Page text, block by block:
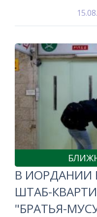
В ИОРДАНИИ
ШТАБ-
"БРАТЬЯ-